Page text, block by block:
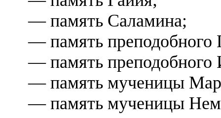
— память Саламина;
— память преподобного
— память преподобного
— память мученицы
— память мученицы